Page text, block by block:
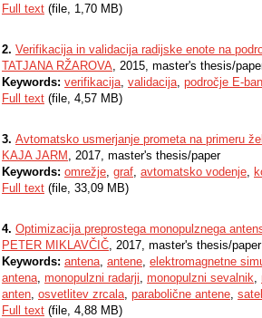
Full text (file, 1,70 MB)
2. Verifikacija in validacija radijske enote na
TATJANA RŽAROVA, 2015, master's thesis/
Keywords: verifikacija, validacija, področje E-
Full text (file, 4,57 MB)
3. Avtomatsko usmerjanje prometa na primeru
KAJA JARM , 2017, master's thesis/paper
Keywords: omrežje, graf, avtomatsko vodenje,
Full text (file, 33,09 MB)
4. Optimizacija preprostega monopulznega
PETER MIKLAVČIČ, 2017, master's thesis/paper
Keywords: antena, antene, elektromagnetne
antena, monopulzni radarji, monopulzni sevalnik,
anten, osvetlitev zrcala, parabolične antene,
Full text (file, 4,88 MB)